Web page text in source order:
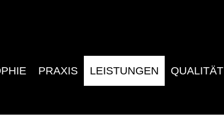
PRAXIS LEISTUNGEN QUALITÄT